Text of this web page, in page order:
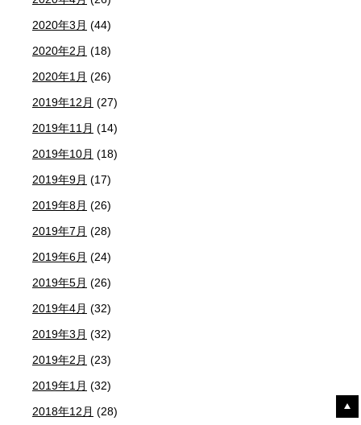
2020年3月 (44)
2020年2月 (18)
2020年1月 (26)
2019年12月 (27)
2019年11月 (14)
2019年10月 (18)
2019年9月 (17)
2019年8月 (26)
2019年7月 (28)
2019年6月 (24)
2019年5月 (26)
2019年4月 (32)
2019年3月 (32)
2019年2月 (23)
2019年1月 (32)
2018年12月 (28)